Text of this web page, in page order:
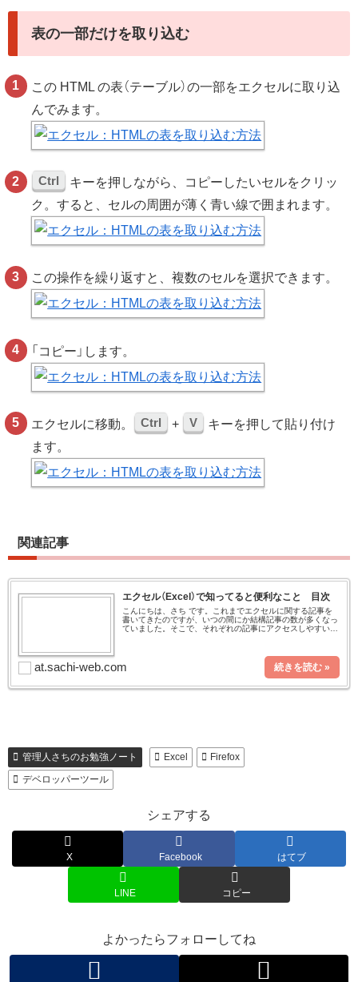
表の一部だけを取り込む
この HTML の表（テーブル）の一部をエクセルに取り込
んでみます。
Ctrl
キーを押しながら、コピーしたいセルをクリッ
ク。すると、セルの周囲が薄く青い線で囲まれます。
この操作を繰り返すと、複数のセルを選択できます。
「コピー」します。
エクセルに移動。 Ctrl + V
キーを押して貼り付け
ます。
関連記事
エクセル（Excel）で知ってると便利なこと 目次
こんにちは、さち です。これまでエクセルに関する記事を
書いてきたのですが、いつの間にか結構記事の数が多くなっ
ていました。そこで、それぞれの記事にアクセスしやすいよ
at.sachi-web.com
管理人さちのお勉強ノート Excel
Firefox
デベロッパーツール
シェアする
X Facebook はてブ
LINE コピー
よかったらフォローしてね